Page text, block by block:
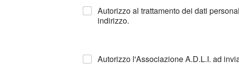
Autorizzo al trattamento dei dati
indirizzo.
Autorizzo l'Associazione A.D.L.I. ad